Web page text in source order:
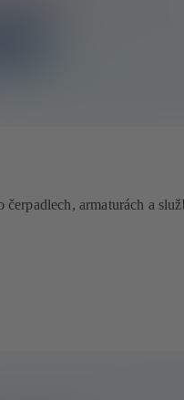
armaturách a